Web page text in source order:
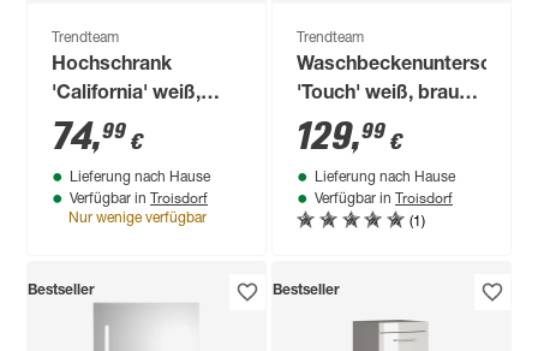
Trendteam
Hochschrank
'California' weiß,
silbern 32 x 180 x 28
cm
74,99 €
Lieferung nach Hause
Verfügbar in Troisdorf
Nur wenige verfügbar
Trendteam
'Touch' weiß, braun
matt 69 x 61 x 33 cm
129,99 €
Lieferung nach Hause
Verfügbar in Troisdorf
(1)
Bestseller Bestseller